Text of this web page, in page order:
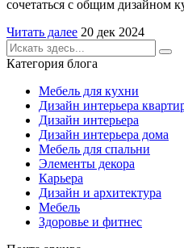
сочетаться с общим дизайном
Читать далее 20 дек 2024
Категория блога
Мебель для кухни
Дизайн интерьера
Дизайн интерьера
Дизайн интерьера дома
Мебель для спальни
Элементы декора
Карьера
Дизайн и архитектура
Мебель
Здоровье и фитнес